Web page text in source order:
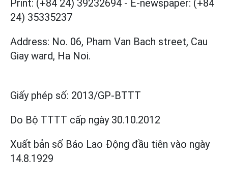
Print: (+84 24) 39232694 - E-newspaper: (+84
24) 35335237
Address: No. 06, Pham Van Bach street, Cau
Giay ward, Ha Noi.
Giấy phép số: 2013/GP-BTTT
Do Bộ TTTT cấp ngày 30.10.2012
Xuất bản số Báo Lao Động đầu tiên vào ngày
14.8.1929